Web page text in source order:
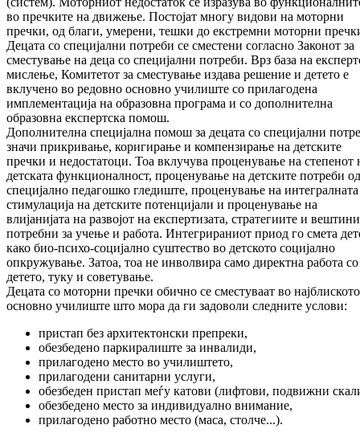
во пречките на движење. Постојат многу видови на моторни
пречки, од благи, умерени, тешки до екстремни моторни
Децата со специјални потреби се сместени согласно Законот за
сместување на деца со специјални потреби. Врз база на
мислење, Комитетот за сместување издава решение и детето е
вклучено во редовно основно училиште со прилагодена
имплементација на образовна програма и со дополнителна
образовна експертска помош.
Дополнителна специјална помош за децата со специјални
значи прикривање, коригирање и компензирање на детските
пречки и недостатоци. Тоа вклучува проценување на степенот
детската функционалност, проценување на детските потреби од
специјално педагошко гледиште, проценување на интегралната
стимулација на детските потенцијали и проценување на
влијанијата на развојот на експертизата, стратегиите и
потребни за учење и работа. Интегрираниот приод го смета
како био-психо-социјално суштество во детското социјално
опкружување. Затоа, тоа не инволвира само директна работа со
детето, туку и советување.
Децата со моторни пречки обично се сместуваат во најблиското
основно училиште што мора да ги задоволи следните услови:
пристап без архитектонски препреки,
обезбедено паркиралиште за инвалиди,
прилагодено место во училиштето,
прилагодени санитарни услуги,
обезбеден пристап меѓу катови (лифтови, подвижни
обезбедено место за индивидуално внимание,
прилагодено работно место (маса, столче...).